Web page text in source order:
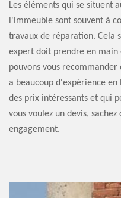
Les éléments qui se situent
l'immeuble sont souvent à
travaux de réparation. Cela
expert doit prendre en main
pouvons vous recommander
a beaucoup d'expérience
des prix intéressants et qui
vous voulez un devis,
engagement.